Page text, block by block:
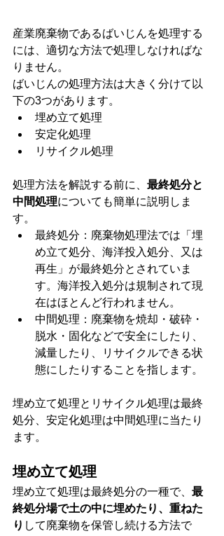
産業廃棄物であるばいじんを処理する
には、適切な方法で処理しなければな
りません。
ばいじんの処理方法は大きく分けて以
下の3つがあります。
埋め立て処理
安定化処理
リサイクル処理
処理方法を解説する前に、 最終処分と
中間処理についても簡単に説明しま
す。
最終処分：廃棄物処理法では「埋
め立て処分、海洋投入処分、又は
再生」が最終処分とされていま
す。海洋投入処分は規制されて現
在はほとんど行われません。
中間処理：廃棄物を焼却・破砕・
脱水・固化などで安全にしたり、
減量したり、リサイクルできる状
態にしたりすることを指します。
埋め立て処理とリサイクル処理は最終
処分、安定化処理は中間処理に当たり
ます。
埋め立て処理
埋め立て処理は最終処分の一種で、 最
終処分場で土の中に埋めたり、重ねた
り して廃棄物を保管し続ける方法で